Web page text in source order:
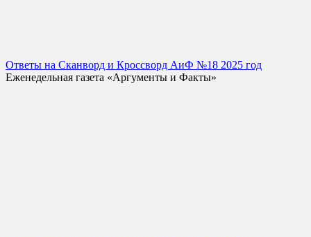
Ответы на Сканворд и Кроссворд АиФ №18 2025 год
Еженедельная газета «Аргументы и Факты»